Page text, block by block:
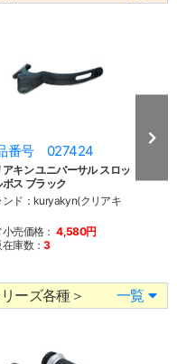
番号 027424
アキン ユニバーサル スロッ
ボス ブラック
ンド：kuryakyn(クリアキ
売価格： 4,580円
在庫数：3
トル
ーズ各種＞ 一覧